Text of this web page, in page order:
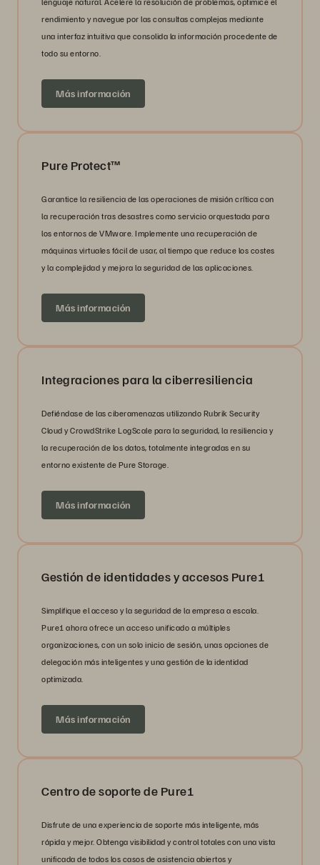
rendimiento y navegue por las consultas complejas mediante
una interfaz intuitiva que consolida la información procedente de
todo su entorno.
Más información
Pure Protect™
Garantice la resiliencia de las operaciones de misión crítica con
la recuperación tras desastres como servicio orquestada para
los entornos de VMware. Implemente una recuperación de
máquinas virtuales fácil de usar, al tiempo que reduce los costes
y la complejidad y mejora la seguridad de las aplicaciones.
Más información
Integraciones para la ciberresiliencia
Defiéndase de las ciberamenazas utilizando Rubrik Security
Cloud y CrowdStrike LogScale para la seguridad, la resiliencia y
la recuperación de los datos, totalmente integradas en su
entorno existente de Pure Storage.
Más información
Gestión de identidades y accesos Pure1
Simplifique el acceso y la seguridad de la empresa a escala.
Pure1 ahora ofrece un acceso unificado a múltiples
organizaciones, con un solo inicio de sesión, unas opciones de
delegación más inteligentes y una gestión de la identidad
optimizada.
Más información
Centro de soporte de Pure1
Disfrute de una experiencia de soporte más inteligente, más
rápida y mejor. Obtenga visibilidad y control totales con una vista
unificada de todos los casos de asistencia abiertos y